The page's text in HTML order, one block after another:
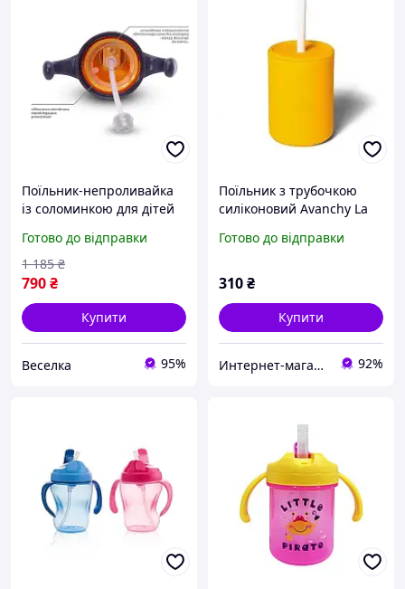
Поїльник-непроливайка
із соломинкою для дітей
жовтий 280 мл безпечні
матеріали FLAME
Готово до відправки
790₴
1 185 ₴
Купити
Веселка 95%
Поїльник з трубочкою
силіконовий Avanchy La
дитини 6м+ жовтий
Готово до відправки
310₴
Купити
Интернет-магазин "BabyTrade" 92%